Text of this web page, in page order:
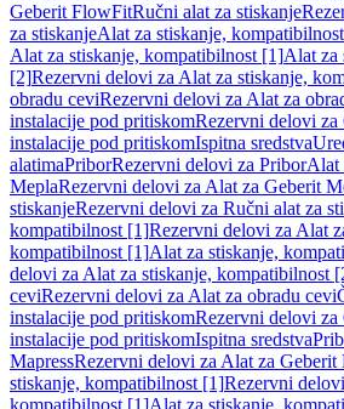
Geberit FlowFitRučni alat za stiskanje
za stiskanjeAlat za stiskanje,
Alat za stiskanje, kompatibilnost [1]Alat za
[2]Rezervni delovi za Alat za stiskanje,
obradu ceviRezervni delovi za Alat za
instalacije pod pritiskomRezervni delovi za
instalacije pod pritiskomIspitna sredstva
alatimaPriborRezervni delovi za PriborAlat
MeplaRezervni delovi za Alat za Geberit
stiskanjeRezervni delovi za Ručni alat za
kompatibilnost [1]Rezervni delovi za Alat
kompatibilnost [1]Alat za stiskanje,
delovi za Alat za stiskanje, kompatibilnost
ceviRezervni delovi za Alat za obradu cevi
instalacije pod pritiskomRezervni delovi za
instalacije pod pritiskomIspitna sredstva
MapressRezervni delovi za Alat za Geberit
stiskanje, kompatibilnost [1]Rezervni
kompatibilnost [1]Alat za stiskanje,